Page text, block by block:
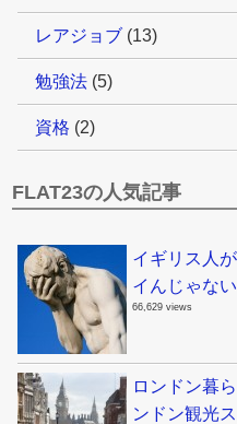
レアジョブ (13)
勉強法 (5)
資格 (2)
FLAT23の人気記事
イギリス人
イんじゃな
66,629 views
ロンドン暮
ンドン観光